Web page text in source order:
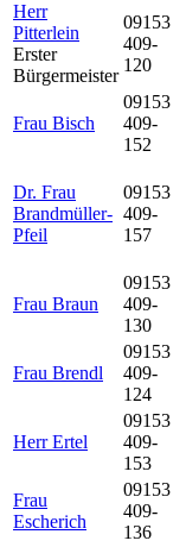
Herr
Pitterlein
Erster
Bürgermeister
09153
409-
120
Frau Bisch
09153
409-
152
Dr. Frau
Brandmüller-
Pfeil
09153
409-
157
Frau Braun
09153
409-
130
Frau Brendl
09153
409-
124
Herr Ertel
09153
409-
153
Frau
Escherich
09153
409-
136